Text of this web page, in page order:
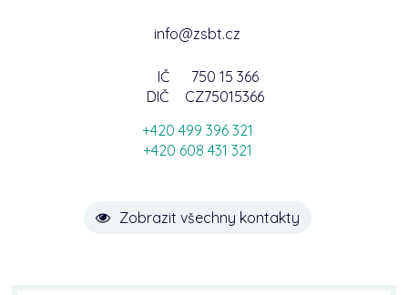
info@zsbt.cz
IČ
750 15 366
DIČ
CZ75015366
+420 499 396 321
+420 608 431 321
Zobrazit všechny kontakty